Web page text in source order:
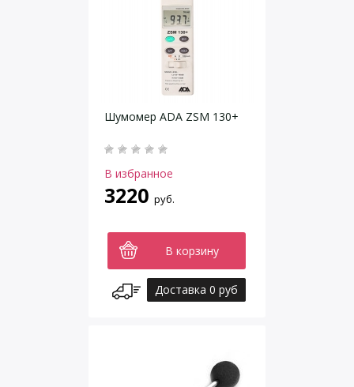
Шумомер ADA ZSM 130+
В избранное
3220 руб.
В корзину
Доставка 0 руб